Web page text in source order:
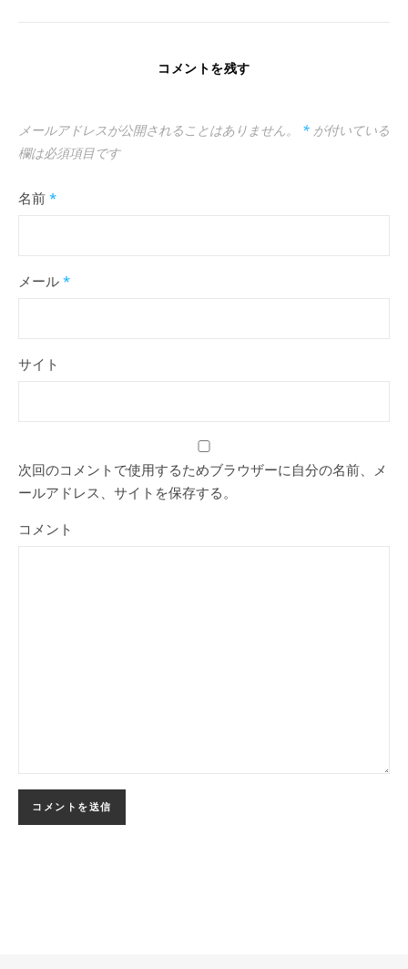
コメントを残す
メールアドレスが公開されることはありません。 * が付いている
欄は必須項目です
名前 *
メール *
サイト
次回のコメントで使用するためブラウザーに自分の名前、メ
ールアドレス、サイトを保存する。
コメント